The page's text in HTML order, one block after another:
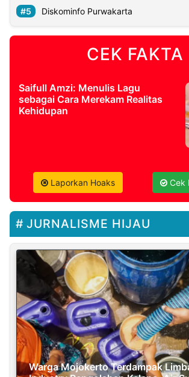
Diskominfo Purwakarta
CEK FAKTA
Saifull Amzi: Menulis Lagu
sebagai Cara Merekam Realitas
Kehidupan
Laporkan Hoaks Cek
JURNALISME HIJAU
Warga Mojokerto Terdampak